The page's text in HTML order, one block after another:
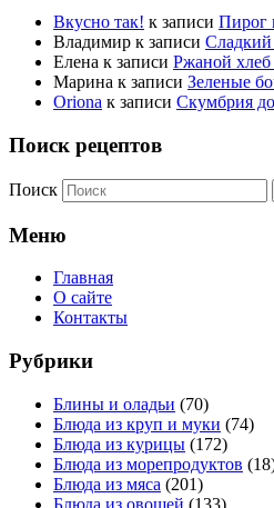
Вкусно так! к записи Пирог
Владимир к записи Сладкий
Елена к записи Ржаной хлеб
Марина к записи Зеленые
Oriona к записи Скумбрия
Поиск рецептов
Поиск
Меню
Главная
О сайте
Контакты
Рубрики
Блины и оладьи (70)
Блюда из круп и муки (74)
Блюда из курицы (172)
Блюда из морепродуктов
Блюда из мяса (201)
Блюда из овощей (133)